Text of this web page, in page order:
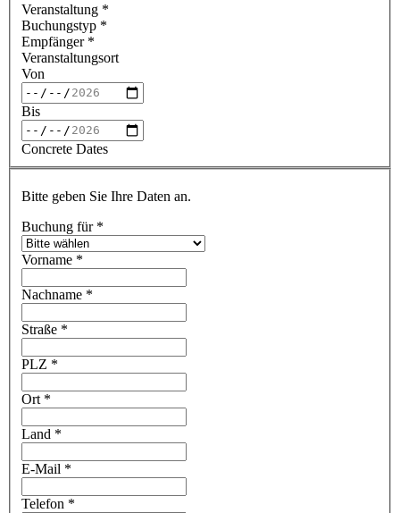
Veranstaltung *
Buchungstyp *
Empfänger *
Veranstaltungsort
Von
Bis
Concrete Dates
Bitte geben Sie Ihre Daten an.
Buchung für *
Vorname *
Nachname *
Straße *
PLZ *
Ort *
Land *
E-Mail *
Telefon *